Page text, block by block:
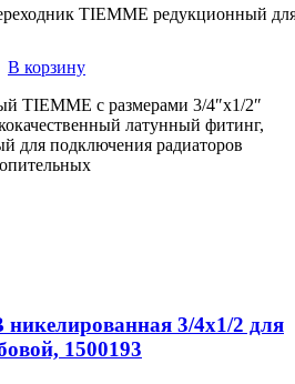
TIEMME редукционный
В корзину
TIEMME с размерами 3/4″х1/2″
латунный фитинг,
для подключения радиаторов
3/4х1/2 для
1500193